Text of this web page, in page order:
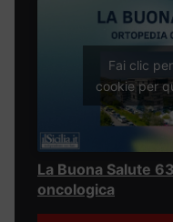
Fai clic
cookie per
La Buona Salute
oncologica